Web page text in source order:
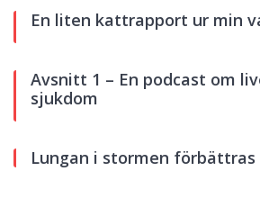
En liten kattrapport ur min
Avsnitt 1 – En podcast om
sjukdom
Lungan i stormen förbättras